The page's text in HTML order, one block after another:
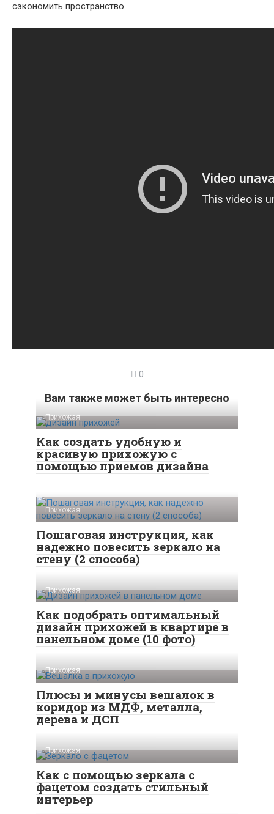
сэкономить пространство.
0
Вам также может быть интересно
Прихожая
Как создать удобную и
красивую прихожую с
помощью приемов дизайна
Прихожая
Пошаговая инструкция, как
надежно повесить зеркало на
стену (2 способа)
Прихожая
Как подобрать оптимальный
дизайн прихожей в квартире в
панельном доме (10 фото)
Прихожая
Плюсы и минусы вешалок в
коридор из МДФ, металла,
дерева и ДСП
Прихожая
Как с помощью зеркала с
фацетом создать стильный
интерьер